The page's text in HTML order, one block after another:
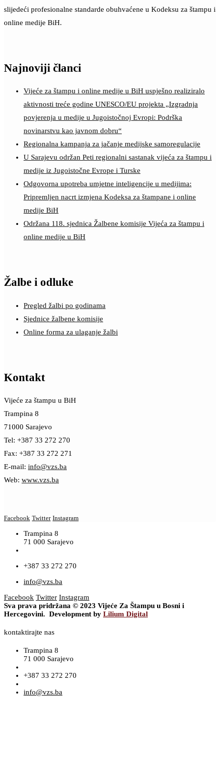
slijedeći profesionalne standarde obuhvaćene u Kodeksu za štampu i
online medije BiH.
Najnoviji članci
Vijeće za štampu i online medije u BiH uspješno realiziralo
aktivnosti treće godine UNESCO/EU projekta „Izgradnja
povjerenja u medije u Jugoistočnoj Evropi: Podrška
novinarstvu kao javnom dobru“
Regionalna kampanja za jačanje medijske samoregulacije
U Sarajevu održan Peti regionalni sastanak vijeća za štampu i
medije iz Jugoistočne Evrope i Turske
Odgovorna upotreba umjetne inteligencije u medijima:
Pripremljen nacrt izmjena Kodeksa za štampane i online
medije BiH
Održana 118. sjednica Žalbene komisije Vijeća za štampu i
online medije u BiH
Žalbe i odluke
Pregled žalbi po godinama
Sjednice žalbene komisije
Online forma za ulaganje žalbi
Kontakt
Vijeće za štampu u BiH
Trampina 8
71000 Sarajevo
Tel: +387 33 272 270
Fax: +387 33 272 271
E-mail: info@vzs.ba
Web: www.vzs.ba
Facebook Twitter Instagram
Trampina 8
71 000 Sarajevo
+387 33 272 270
info@vzs.ba
Facebook Twitter Instagram
Sva prava pridržana © 2023 Vijeće Za Štampu u Bosni i
Hercegovini. Development by Lilium Digital
kontaktirajte nas
Trampina 8
71 000 Sarajevo
+387 33 272 270
info@vzs.ba